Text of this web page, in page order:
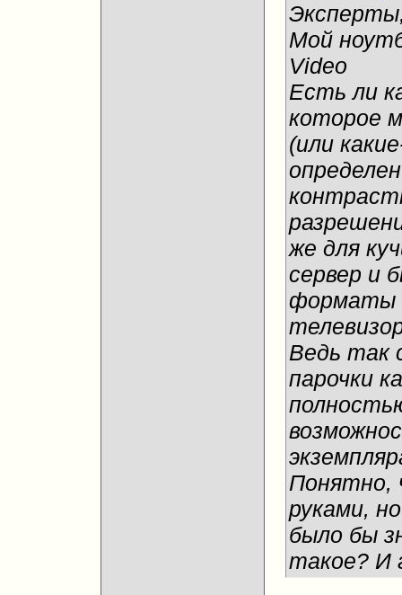
Мой
Video
Есть ли
которое
(или
же для
сервер и
форматы
Ведь так
парочки
Понятно,
руками,
было бы
такое? И